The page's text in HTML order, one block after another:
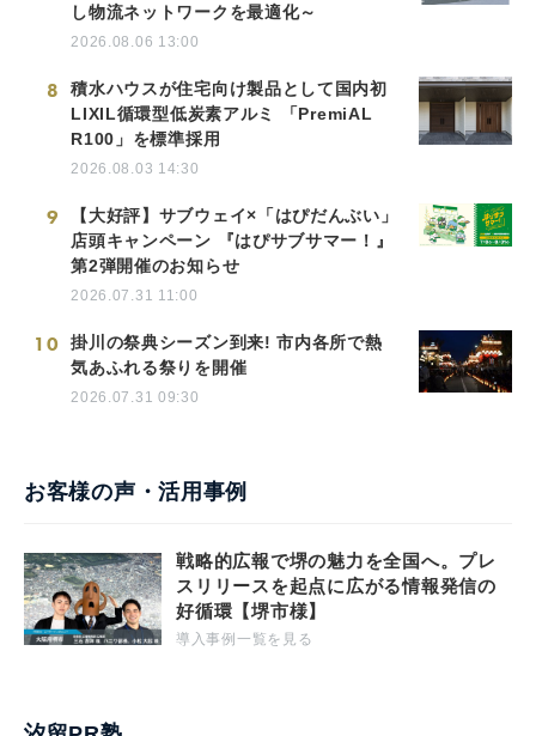
し物流ネットワークを最適化～
2026.08.06 13:00
8
積水ハウスが住宅向け製品として国内初
LIXIL循環型低炭素アルミ 「PremiAL
R100」を標準採用
2026.08.03 14:30
9
【大好評】サブウェイ×「はぴだんぶい」
店頭キャンペーン 『はぴサブサマー！』
第2弾開催のお知らせ
2026.07.31 11:00
10
掛川の祭典シーズン到来! 市内各所で熱
気あふれる祭りを開催
2026.07.31 09:30
お客様の声・活用事例
戦略的広報で堺の魅力を全国へ。プレ
スリリースを起点に広がる情報発信の
好循環【堺市様】
導入事例一覧を見る